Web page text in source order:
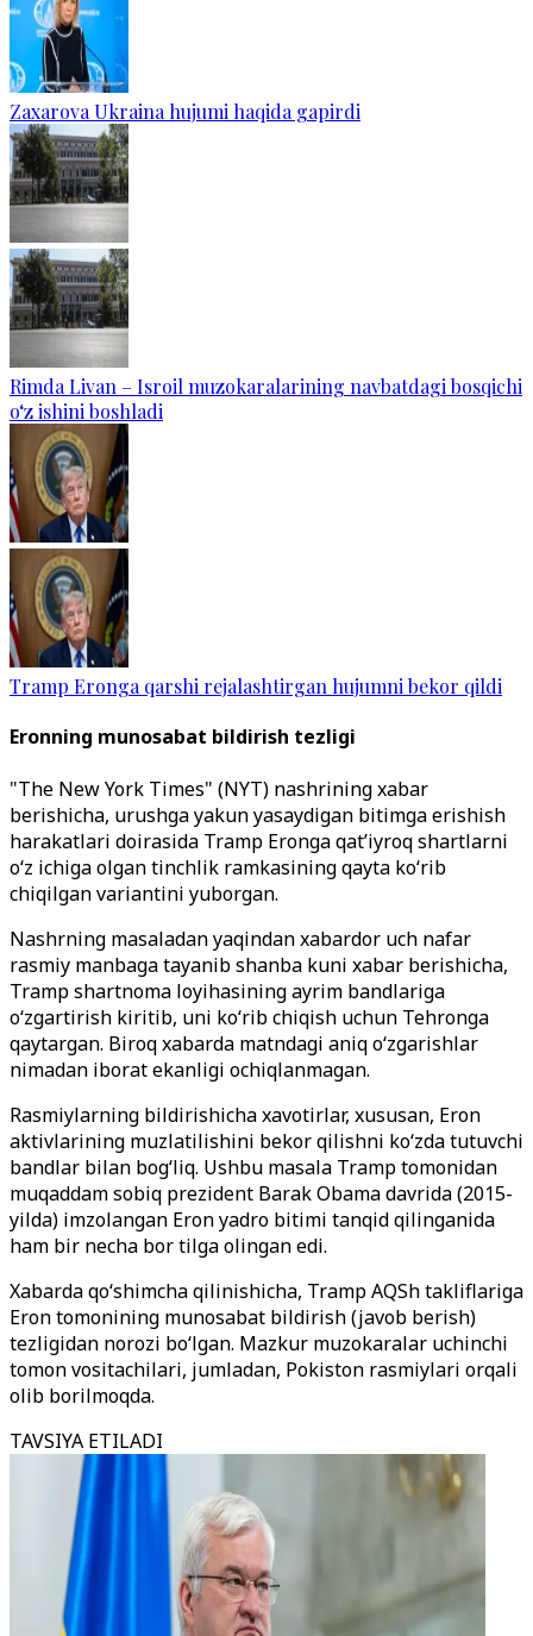
Zaxarova Ukraina hujumi haqida gapirdi
Rimda Livan – Isroil muzokaralarining navbatdagi bosqichi
o‘z ishini boshladi
Tramp Eronga qarshi rejalashtirgan hujumni bekor qildi
Eronning munosabat bildirish tezligi
"The New York Times" (NYT) nashrining xabar
berishicha, urushga yakun yasaydigan bitimga erishish
harakatlari doirasida Tramp Eronga qatʼiyroq shartlarni
oʻz ichiga olgan tinchlik ramkasining qayta koʻrib
chiqilgan variantini yuborgan.
Nashrning masaladan yaqindan xabardor uch nafar
rasmiy manbaga tayanib shanba kuni xabar berishicha,
Tramp shartnoma loyihasining ayrim bandlariga
oʻzgartirish kiritib, uni koʻrib chiqish uchun Tehronga
qaytargan. Biroq xabarda matndagi aniq oʻzgarishlar
nimadan iborat ekanligi ochiqlanmagan.
Rasmiylarning bildirishicha xavotirlar, xususan, Eron
aktivlarining muzlatilishini bekor qilishni koʻzda tutuvchi
bandlar bilan bogʻliq. Ushbu masala Tramp tomonidan
muqaddam sobiq prezident Barak Obama davrida (2015-
yilda) imzolangan Eron yadro bitimi tanqid qilinganida
ham bir necha bor tilga olingan edi.
Xabarda qoʻshimcha qilinishicha, Tramp AQSh takliflariga
Eron tomonining munosabat bildirish (javob berish)
tezligidan norozi boʻlgan. Mazkur muzokaralar uchinchi
tomon vositachilari, jumladan, Pokiston rasmiylari orqali
olib borilmoqda.
TAVSIYA ETILADI